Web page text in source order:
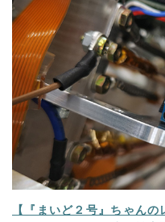
【『まいど２号』ちゃん